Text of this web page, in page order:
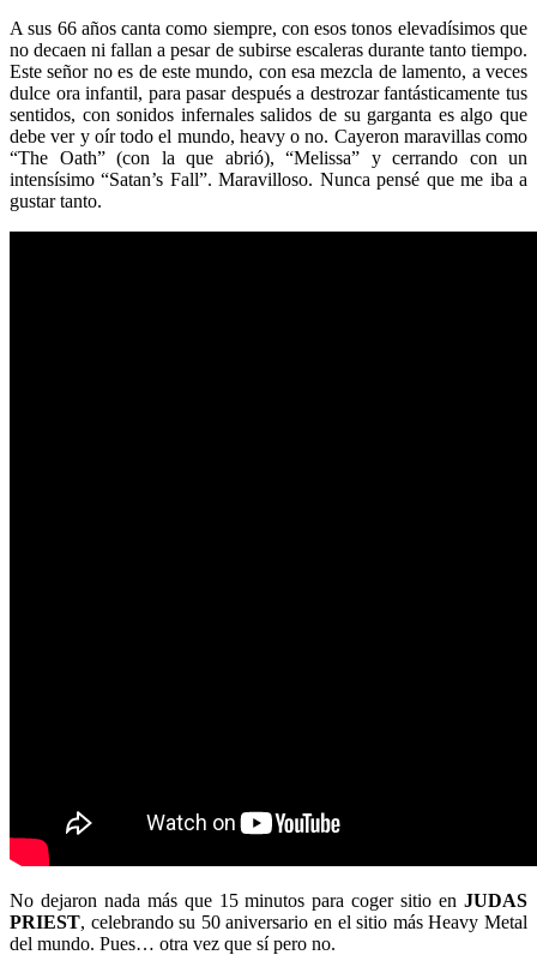
A sus 66 años canta como siempre, con esos tonos elevadísimos que
no decaen ni fallan a pesar de subirse escaleras durante tanto tiempo.
Este señor no es de este mundo, con esa mezcla de lamento, a veces
dulce ora infantil, para pasar después a destrozar fantásticamente tus
sentidos, con sonidos infernales salidos de su garganta es algo que
debe ver y oír todo el mundo, heavy o no. Cayeron maravillas como
“The Oath” (con la que abrió), “Melissa” y cerrando con un
intensísimo “Satan’s Fall”. Maravilloso. Nunca pensé que me iba a
gustar tanto.
No dejaron nada más que 15 minutos para coger sitio en JUDAS
PRIEST, celebrando su 50 aniversario en el sitio más Heavy Metal
del mundo. Pues… otra vez que sí pero no.